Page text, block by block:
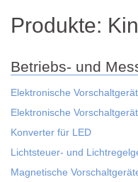
Produkte:
Betriebs- und
Elektronische
Elektronische
Konverter für LED
Lichtsteuer- und
Magnetische